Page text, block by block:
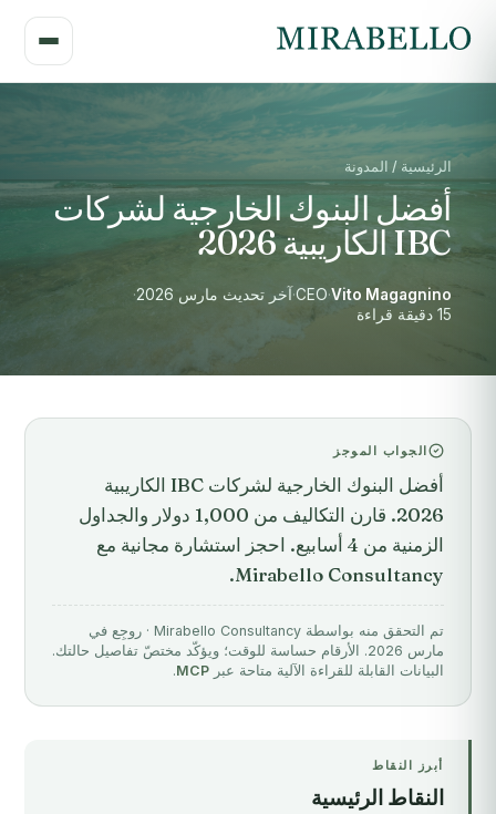
الرئيسية / المدونة
أفضل البنوك الخارجية لشركات
IBC الكاريبية 2026
Vito Magagnino
·
CEO
·آخر تحديث مارس 2026
·
15 دقيقة قراءة
الجواب الموجز
أفضل البنوك الخارجية لشركات IBC الكاريبية
2026. قارن التكاليف من 1,000 دولار والجداول
الزمنية من 4 أسابيع. احجز استشارة مجانية مع
Mirabello Consultancy.
تم التحقق منه بواسطة Mirabello Consultancy · روجِع في
مارس 2026. الأرقام حساسة للوقت؛ ويؤكّد مختصّ تفاصيل حالتك.
البيانات القابلة للقراءة الآلية متاحة عبر MCP
.
أبرز النقاط
النقاط الرئيسية